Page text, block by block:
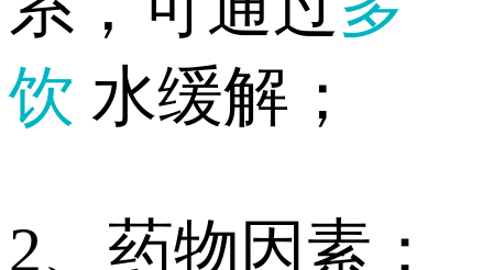
饮 水缓解；
2、药物因素：